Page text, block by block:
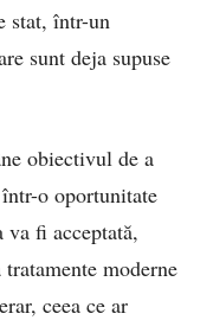
stat, într-un
sunt deja supuse
obiectivul de a
o oportunitate
va fi acceptată,
moderne
ceea ce ar